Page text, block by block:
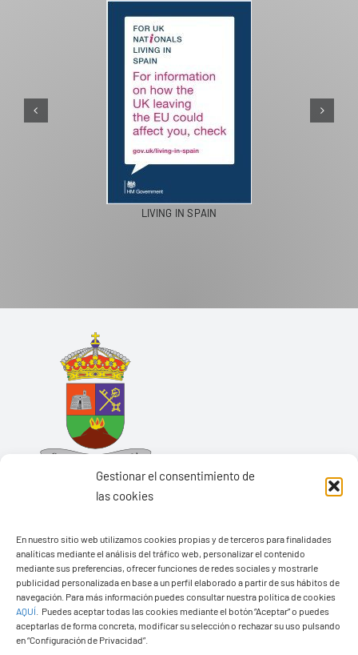
Gestionar el consentimiento de
las cookies
En nuestro sitio web utilizamos cookies propias y de terceros para finalidades
analíticas mediante el análisis del tráfico web, personalizar el contenido
mediante sus preferencias, ofrecer funciones de redes sociales y mostrarle
publicidad personalizada en base a un perfil elaborado a partir de sus hábitos de
navegación. Para más información puedes consultar nuestra política de cookies
AQUÍ
Puedes aceptar todas las cookies mediante el botón “Aceptar” o puedes
aceptarlas de forma concreta, modificar su selección o rechazar su uso pulsando
en “Configuración de Privacidad”.
LIVING IN SPAIN
Ayuntamiento de Yaiza
Pza. de Los Remedios, 1
35570 – Yaiza
Tel:928 83 62 20